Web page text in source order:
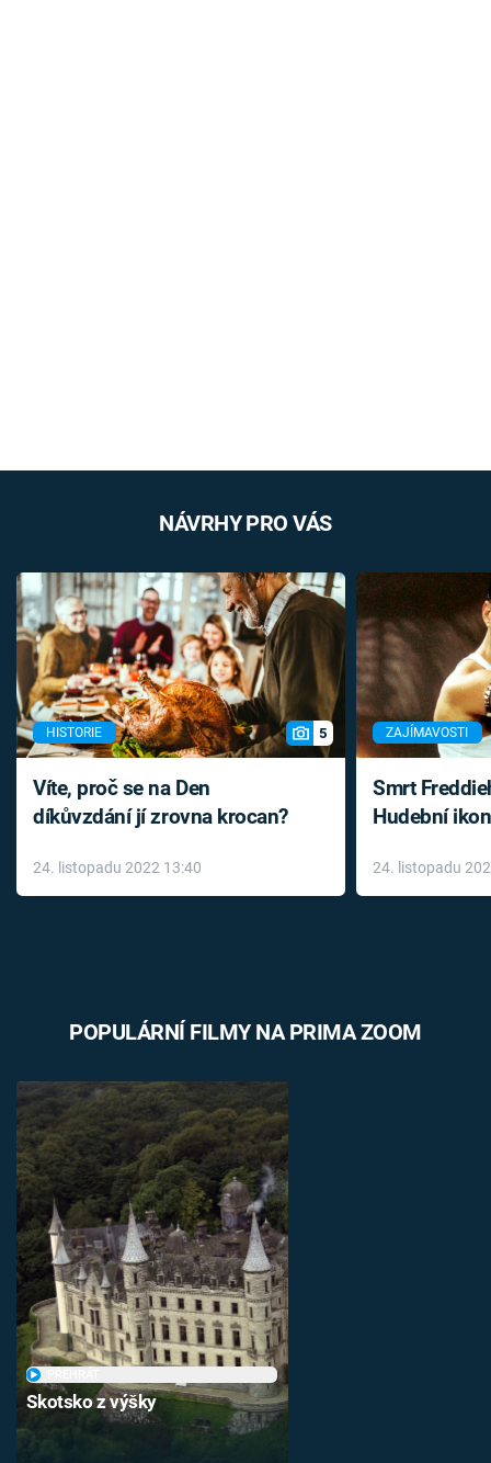
NÁVRHY PRO VÁS
HISTORIE 5
Víte, proč se na Den
díkůvzdání jí zrovna krocan?
24. listopadu 2022 13:40
ZAJÍMAVOSTI
Smrt
Hudební
léky
24. listopadu
POPULÁRNÍ FILMY NA PRIMA ZOOM
Skotsko z výšky